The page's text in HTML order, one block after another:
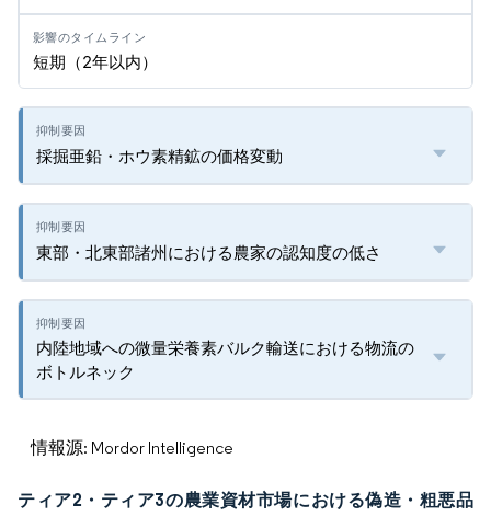
短期（2年以内）
採掘亜鉛・ホウ素精鉱の価格変動
東部・北東部諸州における農家の認知度の低さ
内陸地域への微量栄養素バルク輸送における物流の
ボトルネック
情報源: Mordor Intelligence
ティア2・ティア3の農業資材市場における偽造・粗悪品